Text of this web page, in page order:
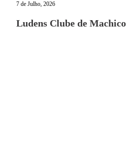
7 de Julho, 2026
Ludens Clube de